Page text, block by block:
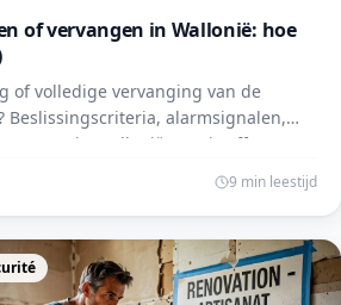
of vervangen in Wallonië: hoe
of volledige vervanging van de
Beslissingscriteria, alarmsignalen,
stappen in Wallonië. Gratis offertes.
9 min leestijd